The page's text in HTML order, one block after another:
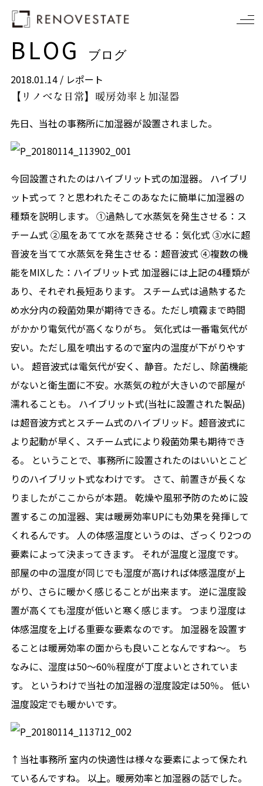
BLOG ブログ
2018.01.14 / レポート
【リノベな日常】暖房効率と加湿器
先日、当社の事務所に加湿器が設置されました。
今回設置されたのはハイブリット式の加湿器。 ハイブリ
ット式って？と思われたそこのあなたに簡単に加湿器の
種類を説明します。 ①過熱して水蒸気を発生させる：ス
チーム式 ②風をあてて水を蒸発させる：気化式 ③水に超
音波を当てて水蒸気を発生させる：超音波式 ④複数の機
能をMIXした：ハイブリット式 加湿器には上記の4種類が
あり、それぞれ長短あります。 スチーム式は過熱するた
め水分内の殺菌効果が期待できる。ただし噴霧まで時間
がかかり電気代が高くなりがち。 気化式は一番電気代が
安い。ただし風を噴出するので室内の温度が下がりやす
い。 超音波式は電気代が安く、静音。ただし、除菌機能
がないと衛生面に不安。水蒸気の粒が大きいので部屋が
濡れることも。 ハイブリット式(当社に設置された製品)
は超音波方式とスチーム式のハイブリッド。超音波式に
より起動が早く、スチーム式により殺菌効果も期待でき
る。 ということで、事務所に設置されたのはいいとこど
りのハイブリット式なわけです。 さて、前置きが長くな
りましたがここからが本題。 乾燥や風邪予防のために設
置するこの加湿器、実は暖房効率UPにも効果を発揮して
くれるんです。 人の体感温度というのは、ざっくり2つの
要素によって決まってきます。 それが温度と湿度です。
部屋の中の温度が同じでも湿度が高ければ体感温度が上
がり、さらに暖かく感じることが出来ます。 逆に温度設
置が高くても湿度が低いと寒く感じます。 つまり湿度は
体感温度を上げる重要な要素なのです。 加湿器を設置す
ることは暖房効率の面からも良いことなんですね～。 ち
なみに、湿度は50～60％程度が丁度よいとされていま
す。 というわけで当社の加湿器の湿度設定は50％。 低い
温度設定でも暖かいです。
↑当社事務所 室内の快適性は様々な要素によって保たれ
ているんですね。 以上。暖房効率と加湿器の話でした。